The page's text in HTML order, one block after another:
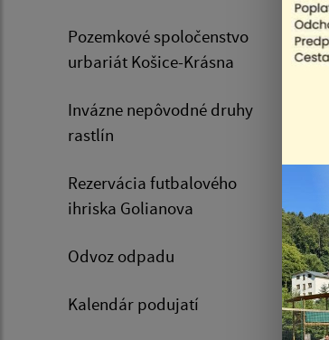
Pozemkové spoločenstvo
urbariát Košice-Krásna
Invázne nepôvodné druhy
rastlín
Rezervácia futbalového
ihriska Golianova
Odvoz odpadu
Kalendár podujatí